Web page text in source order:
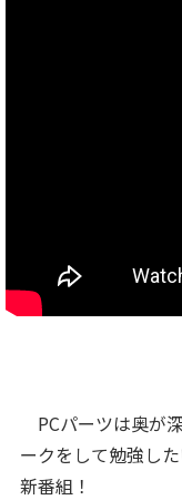
PCパーツは奥が
ークをして勉強し
新番組！